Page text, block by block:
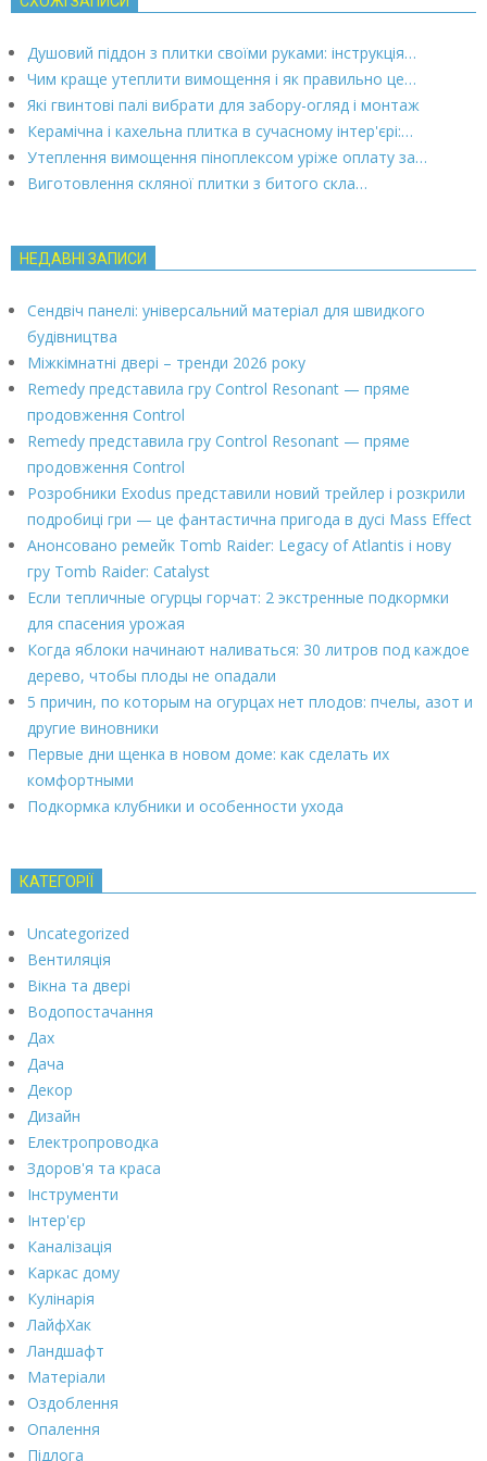
Душовий піддон з плитки своїми руками: інструкція…
Чим краще утеплити вимощення і як правильно це…
Які гвинтові палі вибрати для забору-огляд і монтаж
Керамічна і кахельна плитка в сучасному інтер'єрі:…
Утеплення вимощення піноплексом уріже оплату за…
Виготовлення скляної плитки з битого скла…
НЕДАВНІ ЗАПИСИ
Сендвіч панелі: універсальний матеріал для швидкого
будівництва
Міжкімнатні двері – тренди 2026 року
Remedy представила гру Control Resonant — пряме
продовження Control
Remedy представила гру Control Resonant — пряме
продовження Control
Розробники Exodus представили новий трейлер і розкрили
подробиці гри — це фантастична пригода в дусі Mass Effect
Анонсовано ремейк Tomb Raider: Legacy of Atlantis і нову
гру Tomb Raider: Catalyst
Если тепличные огурцы горчат: 2 экстренные подкормки
для спасения урожая
Когда яблоки начинают наливаться: 30 литров под каждое
дерево, чтобы плоды не опадали
5 причин, по которым на огурцах нет плодов: пчелы, азот и
другие виновники
Первые дни щенка в новом доме: как сделать их
комфортными
Подкормка клубники и особенности ухода
КАТЕГОРІЇ
Uncategorized
Вентиляція
Вікна та двері
Водопостачання
Дах
Дача
Декор
Дизайн
Електропроводка
Здоров'я та краса
Інструменти
Інтер'єр
Каналізація
Каркас дому
Кулінарія
ЛайфХак
Ландшафт
Матеріали
Оздоблення
Опалення
Підлога